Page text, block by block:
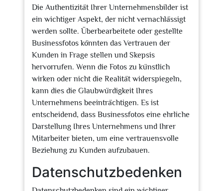
Die Authentizität Ihrer Unternehmensbilder ist
ein wichtiger Aspekt, der nicht vernachlässigt
werden sollte. Überbearbeitete oder gestellte
Businessfotos könnten das Vertrauen der
Kunden in Frage stellen und Skepsis
hervorrufen. Wenn die Fotos zu künstlich
wirken oder nicht die Realität widerspiegeln,
kann dies die Glaubwürdigkeit Ihres
Unternehmens beeinträchtigen. Es ist
entscheidend, dass Businessfotos eine ehrliche
Darstellung Ihres Unternehmens und Ihrer
Mitarbeiter bieten, um eine vertrauensvolle
Beziehung zu Kunden aufzubauen.
Datenschutzbedenken